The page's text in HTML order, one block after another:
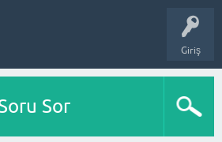
Giriş
Sor